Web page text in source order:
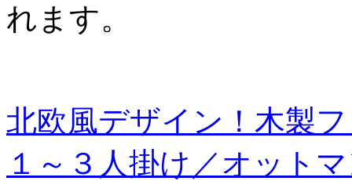
れます。
北欧風デザイン！木製
１～３人掛け／オット